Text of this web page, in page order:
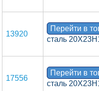
13920
Перейти в
сталь
17556
Перейти в
сталь